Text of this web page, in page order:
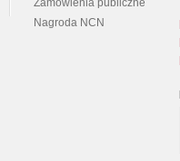
Zamówienia publiczne
Nagroda NCN